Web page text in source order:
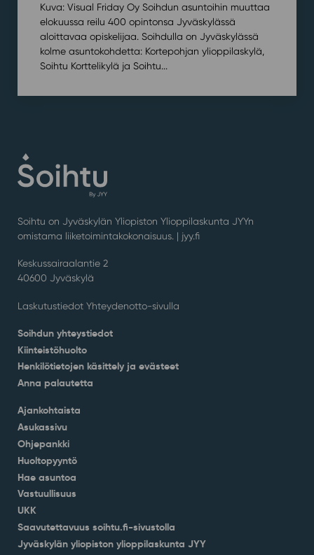
Kuva: Visual Friday Oy Soihdun asuntoihin muuttaa
elokuussa reilu 400 opintonsa Jyväskylässä
aloittavaa opiskelijaa. Soihdulla on Jyväskylässä
kolme asuntokohdetta: Kortepohjan ylioppilaskylä,
Soihtu Korttelikylä ja Soihtu...
Soihtu on Jyväskylän Yliopiston Ylioppilaskunta JYYn
omistama liiketoimintakokonaisuus. | jyy.fi
Keskussairaalantie 2
40600 Jyväskylä
Laskutustiedot Yhteydenotto-sivulla
Soihdun yhteystiedot
Kiinteistöhuolto
Henkilötietojen käsittely ja evästeet
Anna palautetta
Ajankohtaista
Asukassivu
Ohjepankki
Huoltopyyntö
Hae asuntoa
Vastuullisuus
UKK
Saavutettavuus soihtu.fi-sivustolla
Jyväskylän yliopiston ylioppilaskunta JYY